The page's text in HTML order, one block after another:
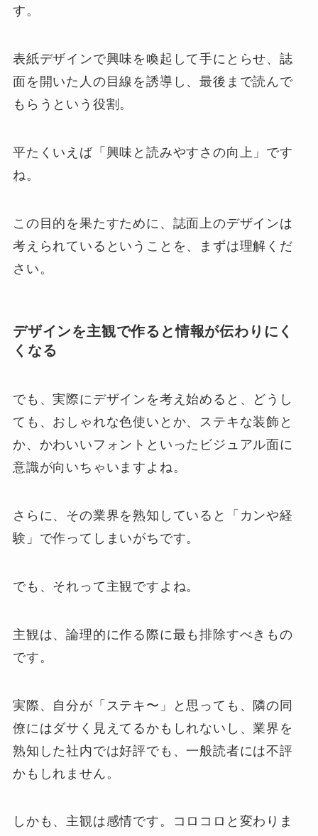
す。
表紙デザインで興味を喚起して手にとらせ、誌
面を開いた人の目線を誘導し、最後まで読んで
もらうという役割。
平たくいえば「興味と読みやすさの向上」です
ね。
この目的を果たすために、誌面上のデザインは
考えられているということを、まずは理解くだ
さい。
デザインを主観で作ると情報が伝わりにく
くなる
でも、実際にデザインを考え始めると、どうし
ても、おしゃれな色使いとか、ステキな装飾と
か、かわいいフォントといったビジュアル面に
意識が向いちゃいますよね。
さらに、その業界を熟知していると「カンや経
験」で作ってしまいがちです。
でも、それって主観ですよね。
主観は、論理的に作る際に最も排除すべきもの
です。
実際、自分が「ステキ〜」と思っても、隣の同
僚にはダサく見えてるかもしれないし、業界を
熟知した社内では好評でも、一般読者には不評
かもしれません。
しかも、主観は感情です。コロコロと変わりま